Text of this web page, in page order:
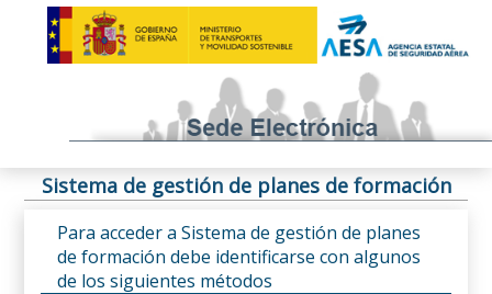
Sistema de gestión de planes de formación
Para acceder a Sistema de gestión de planes
de formación debe identificarse con algunos
de los siguientes métodos